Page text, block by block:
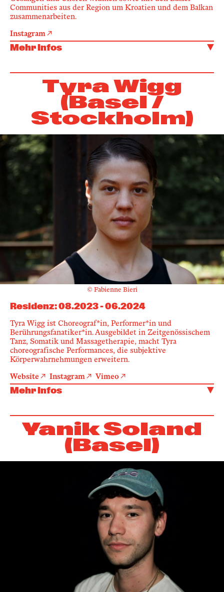
Communities aus der Region um Kroatien und dem Balkan
zusammenarbeiten.
Instagram
Mehr Infos
Tyra Wigg
(Basel /
Stockholm)
© Fabienne Bieri
Residenz:08.2023-06.2024
Tyra Wigg ist Choreograf*in, Performer*in und
Berührungsfanatiker*in. Ausgebildet in Zeitgenössischem
Tanz, Somatik und Massagetherapie, macht Tyra
choreografische Performances, die subjektive
Körperwahrnehmungen erweitern.
Website Instagram Vimeo
Mehr Infos
Yanik Soland
(Basel)